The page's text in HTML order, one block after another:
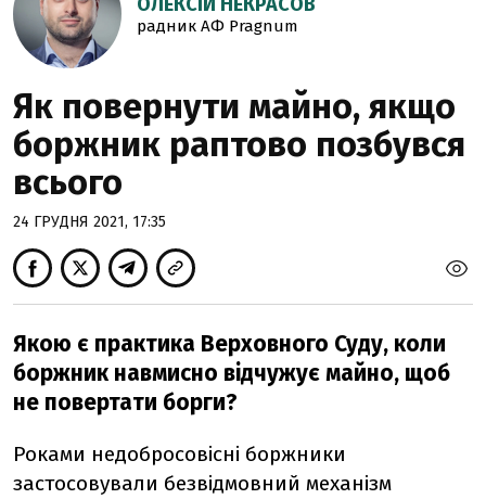
радник АФ Pragnum
Як повернути майно, якщо
боржник раптово позбувся
всього
24 ГРУДНЯ 2021, 17:35
Якою є практика Верховного Суду, коли
боржник навмисно відчужує майно, щоб
не повертати борги?
Роками недобросовісні боржники
застосовували безвідмовний механізм